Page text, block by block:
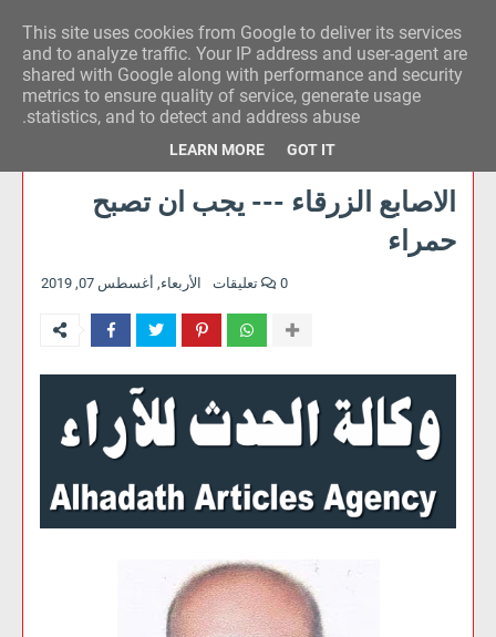
وكالة الحدث للآراء
الاصابع الزرقاء --- يجب ان تصبح
حمراء
الأربعاء, أغسطس 07, 2019 0 تعليقات
This site uses cookies from Google to deliver its services
and to analyze traffic. Your IP address and user-agent are
shared with Google along with performance and security
metrics to ensure quality of service, generate usage
statistics, and to detect and address abuse.
LEARN MORE GOT IT